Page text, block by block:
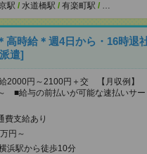
駅 / 水道橋駅 / 有楽町駅 / …
高時給＊週4日から・16時退
遣]
2000円～2100円＋交 【月収例】
■給与の前払いが可能な速払いサー
費支給あり
円～
浜駅から徒歩10分